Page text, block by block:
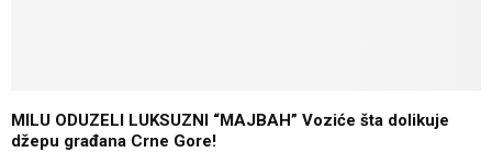
MILU ODUZELI LUKSUZNI “MAJBAH” Voziće šta dolikuje
džepu građana Crne Gore!